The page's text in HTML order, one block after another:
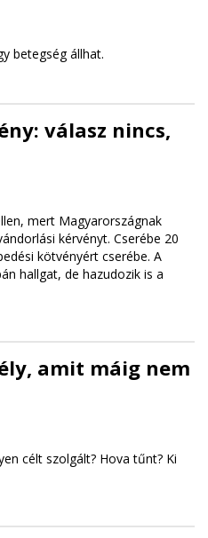
betegség állhat.
válasz nincs,
mert Magyarországnak
kérvényt. Cserébe 20
kötvényért cserébe. A
hallgat, de hazudozik is a
am­it máig nem
célt szolgált? Hova tűnt? Ki